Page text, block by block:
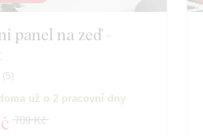
panel na zeď -
(5)
už o 2 pracovní dny
709 Kč